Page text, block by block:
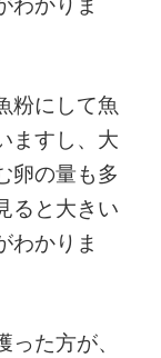
わかりま
粉にして魚
ますし、大
卵の量も多
ると大きい
わかりま
た方が、